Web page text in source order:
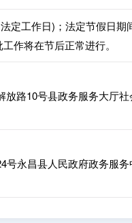
定工作日)；法定节假日
作将在节后正常进行。
路10号县政务服务大厅
号永昌县人民政府政务服务